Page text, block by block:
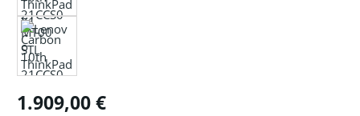
Regulärer Preis:
1.909,00 €